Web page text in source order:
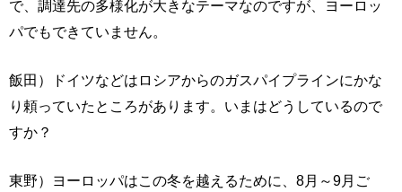
で、調達先の多様化が大きなテーマなのですが、ヨーロッ
パでもできていません。
飯田）ドイツなどはロシアからのガスパイプラインにかな
り頼っていたところがあります。いまはどうしているので
すか？
東野）ヨーロッパはこの冬を越えるために、8月～9月ご